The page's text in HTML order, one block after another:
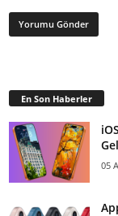
En Son Haberler
05